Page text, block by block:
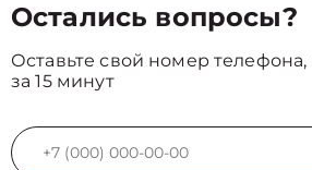
Остались вопросы?
Оставьте свой номер
за 15 минут